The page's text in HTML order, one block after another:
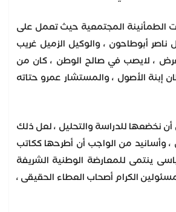
الطمأنينة المجتمعية حيث تعمل على
أبوطاحون ، والوكيل الزميل غريب
، لايصب في صالح الوطن ، كان من
إبنة الأصول ، والمستشار عمرو حتاته
نخضعها للدراسة والتحليل ، لعل ذلك
وأسانيد من الواجب أن أطرحها ككاتب
ينتمى للمعارضة الوطنية الشريفة
الكرام أصحاب العطاء الحقيقى ،